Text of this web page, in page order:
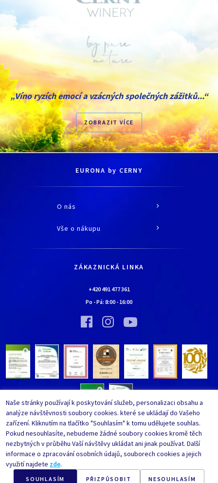
„Víno ryzích emocí a vzácných společných zážitků...“
ZOBRAZIT VÍCE
EURONA by CERNY
O nás
O společnosti
Kontaktní údaje
Bylo nebylo…
Vinný sklípek EURONA by Cerny
Bylo nebylo…
Vše o nákupu
Jak nakupovat
Nejčastěji kladené dotazy
Upravit nastavení ochrany
Whistleblowing
ZÁKAZNICKÁ LINKA
+420 491 477 361
Po - Pá: 8:00 - 16:00
Naše stránky používají k poskytování služeb, personalizaci obsahu a
analýze návštěvnosti soubory cookies. které se ukládají do Vašeho
zařízení. Kliknutím na tlačítko "Souhlasím" k tomu udělujete souhlas.
Pokud nesouhlasíte, nebudeme žádné soubory cookies kromě těch
nezbytných v průběhu Vaší návštěvy ukládat ani jinak používat. Další
informace o zpracování osobních údajů, souborech cookies a jejich
využití najdete zde.
SOUHLASÍM PŘIZPŮSOBIT NESOUHLASÍM